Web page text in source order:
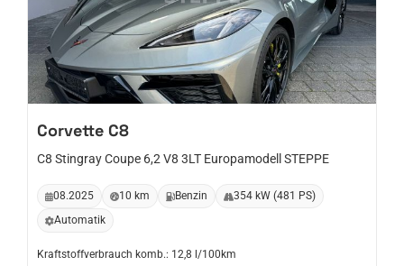
Corvette C8
C8 Stingray Coupe 6,2 V8 3LT Europamodell STEPPE
08.2025 10 km Benzin
354 kW (481 PS)
Automatik
Kraftstoffverbrauch komb.: 12,8 l/100km